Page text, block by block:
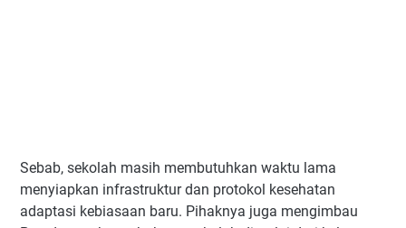
Sebab, sekolah masih membutuhkan waktu lama
menyiapkan infrastruktur dan protokol kesehatan
adaptasi kebiasaan baru. Pihaknya juga mengimbau